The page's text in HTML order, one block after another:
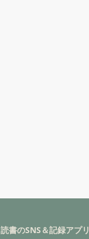
読書のSNS＆記録アプリ